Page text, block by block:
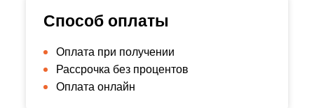
Способ оплаты
Оплата при получении
Рассрочка без процентов
Оплата онлайн